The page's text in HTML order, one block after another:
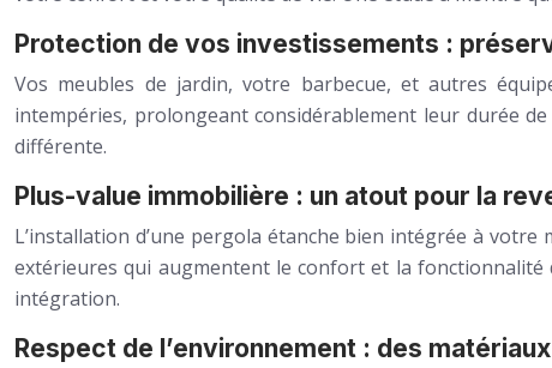
Protection de vos investissements :
Vos meubles de jardin, votre barbecue, et autres
intempéries, prolongeant considérablement leur durée
différente.
Plus-value immobilière : un atout pour la
L’installation d’une pergola étanche bien intégrée à
extérieures qui augmentent le confort et la
intégration.
Respect de l’environnement : des